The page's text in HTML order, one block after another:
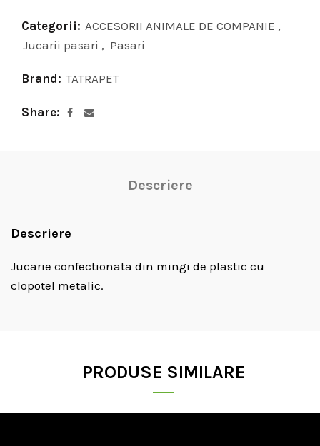
Categorii: ACCESORII ANIMALE DE COMPANIE ,
Jucarii pasari , Pasari
Brand: TATRAPET
Share
Descriere
Descriere
Jucarie confectionata din mingi de plastic cu
clopotel metalic.
PRODUSE SIMILARE